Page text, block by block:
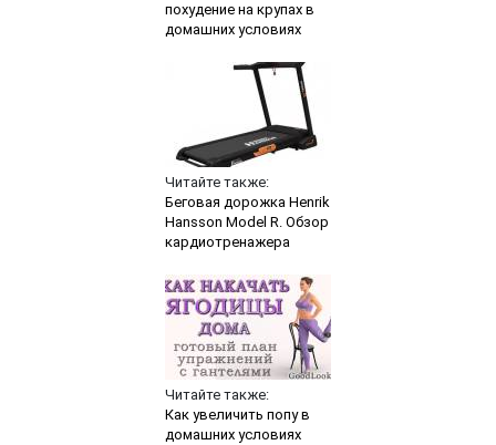
похудение на крупах в
домашних условиях
Читайте также:
Беговая дорожка Henrik
Hansson Model R. Обзор
кардиотренажера
Читайте также:
Как увеличить попу в
домашних условиях